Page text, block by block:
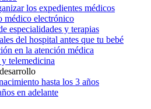
los expedientes médicos
médico electrónico
especialidades y terapias
del hospital antes que tu bebé
en la atención médica
telemedicina
hasta los 3 años
en adelante